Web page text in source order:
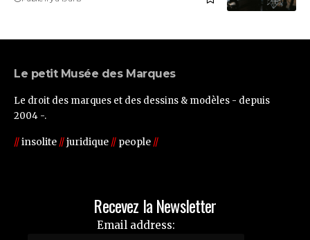
Le petit Musée des Marques
Le droit des marques et des dessins & modèles - depuis
2004 -.
//insolite //juridique // people //
Recevez la Newsletter
Email address: